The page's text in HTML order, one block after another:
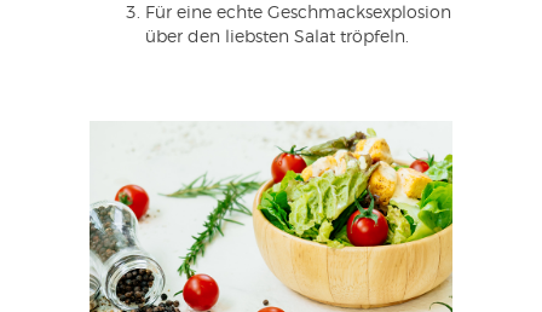
Für eine echte Geschmacksexplosion
über den liebsten Salat tröpfeln.